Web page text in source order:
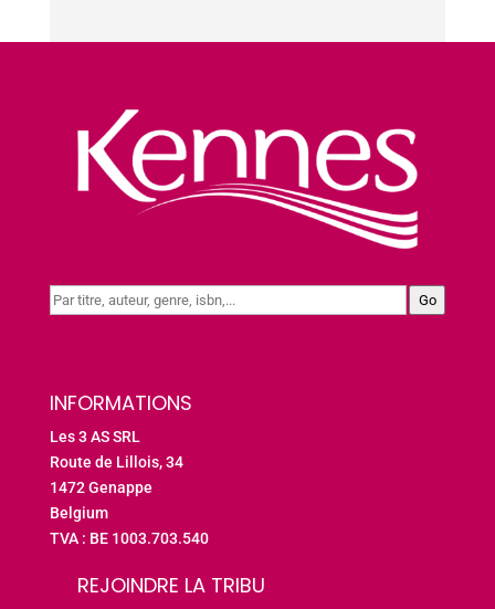
Go
INFORMATIONS
Les 3 AS SRL
Route de Lillois, 34
1472 Genappe
Belgium
TVA : BE 1003.703.540
REJOINDRE LA TRIBU